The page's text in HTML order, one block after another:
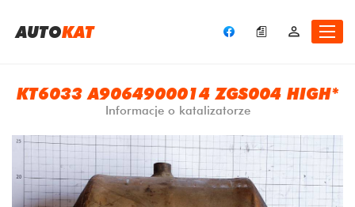
AUTOKAT
KT6033 A9064900014 ZGS004 HIGH*
Informacje o katalizatorze